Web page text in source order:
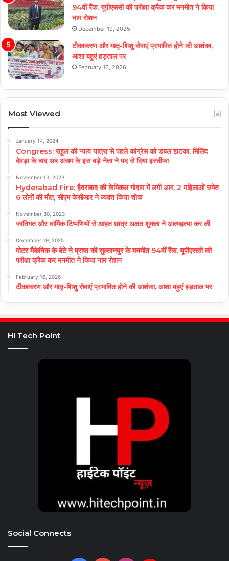
94वीं रैंक, यूपीएससी की परीक्षा क्रैक कर मनमीत ने किया
नाम रोशन
December 19, 2025
टीकाकरण और मातृ-शिशु सेवाएं प्रभावित होने की आशंका,
आशा बहुएं हड़ताल पर
February 16, 2026
Most Viewed
January 14, 2024
Congress: राहुल की न्याय यात्रा से पहले कांग्रेस को डबल झटका, मिलिंद
देवड़ा के बाद अब असम के इस बड़े नेता ने पद से दिया इस्तीफा
November 13, 2023
Hyderabad Fire: हैदराबाद की केमिकल गोदाम में लगी आग, 2 महिलाओं समेत
6 लोगों की मौत, सीएम केसीआर ने व्यक्त किया शोक
November 30, 2023
जातिगत और धार्मिक टिप्पणियों से आहत छात्र अक्षत शुक्ला ने आत्महत्या कर ली
December 19, 2025
मोटर मैकेनिक के बेटे ने प्राप्त की सुल्तानपुर के मनमीत 94वीं रैंक, यूपीएससी की
परीक्षा क्रैक कर मनमीत ने किया नाम रोशन
February 16, 2026
टीकाकरण और मातृ-शिशु सेवाएं प्रभावित होने की आशंका, आशा बहुएं हड़ताल पर
Hi Tech Point
Social Connects